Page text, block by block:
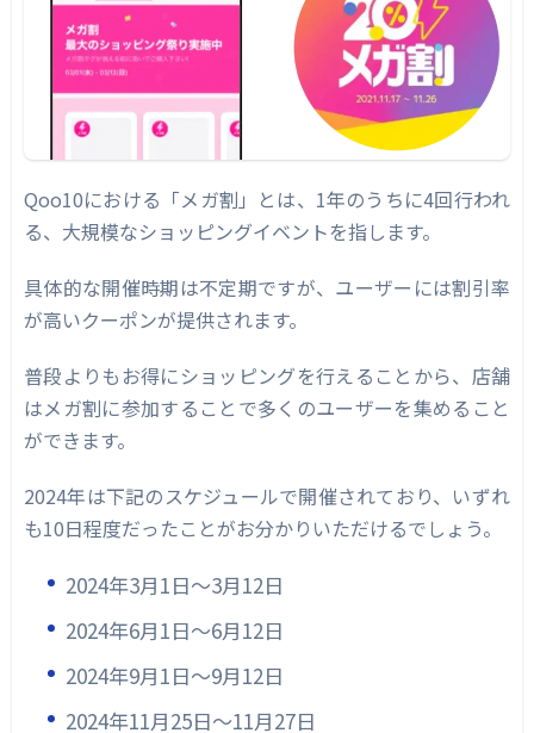
30分無料コンサル実施中！
Qoo10攻略のヒントになるお役立ち資料がダ
ウンロード可能
Qoo10における「メガ割」とは、1年のうちに4回行われ
る、大規模なショッピングイベントを指します。
具体的な開催時期は不定期ですが、ユーザーには割引率
が高いクーポンが提供されます。
普段よりもお得にショッピングを行えることから、店舗
はメガ割に参加することで多くのユーザーを集めること
ができます。
2024年は下記のスケジュールで開催されており、いずれ
も10日程度だったことがお分かりいただけるでしょう。
2024年3月1日〜3月12日
2024年6月1日〜6月12日
2024年9月1日〜9月12日
2024年11月25日〜11月27日